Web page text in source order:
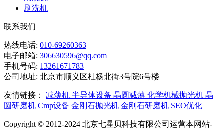
刷洗机
联系我们
热线电话: 010-69260363
电子邮箱: 306630596@qq.com
手机号码: 13261671783
公司地址: 北京市顺义区杜杨北街3号院6号楼
友情链接： 减薄机 半导体设备 晶圆减薄 化学机械抛光机 晶
圆研磨机 Cmp设备 金刚石抛光机 金刚石研磨机 SEO优化
Copyright © 2012-2024 北京七星贝科技有限公司运营本网站-